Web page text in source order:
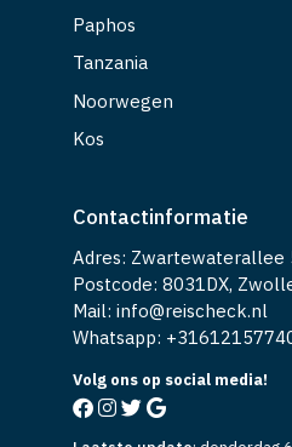
Paphos
Tanzania
Noorwegen
Kos
Contactinformatie
Adres: Zwartewaterallee
Postcode: 8031DX,
Mail: info@reischeck.nl
Whatsapp: +
Volg ons op social media!